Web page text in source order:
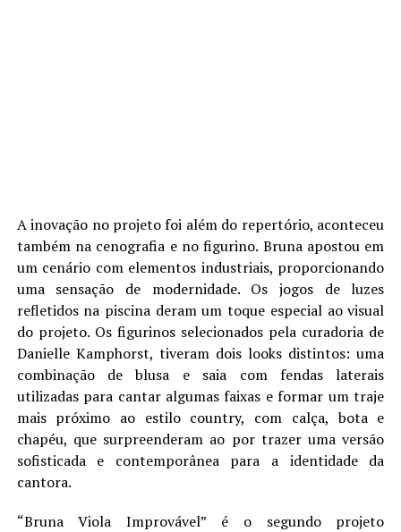
A inovação no projeto foi além do repertório, aconteceu
também na cenografia e no figurino. Bruna apostou em
um cenário com elementos industriais, proporcionando
uma sensação de modernidade. Os jogos de luzes
refletidos na piscina deram um toque especial ao visual
do projeto. Os figurinos selecionados pela curadoria de
Danielle Kamphorst, tiveram dois looks distintos: uma
combinação de blusa e saia com fendas laterais
utilizadas para cantar algumas faixas e formar um traje
mais próximo ao estilo country, com calça, bota e
chapéu, que surpreenderam ao por trazer uma versão
sofisticada e contemporânea para a identidade da
cantora.
“Bruna Viola Improvável” é o segundo projeto